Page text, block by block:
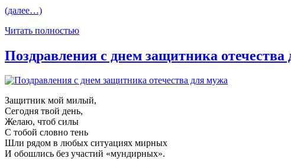
(далее…)
Читать полностью
Поздравления с днем защитника отечества
Защитник мой милый,
Сегодня твой день,
Желаю, чтоб силы
С тобой словно тень
Шли рядом в любых ситуациях мирных
И обошлись без участий «мундирных».